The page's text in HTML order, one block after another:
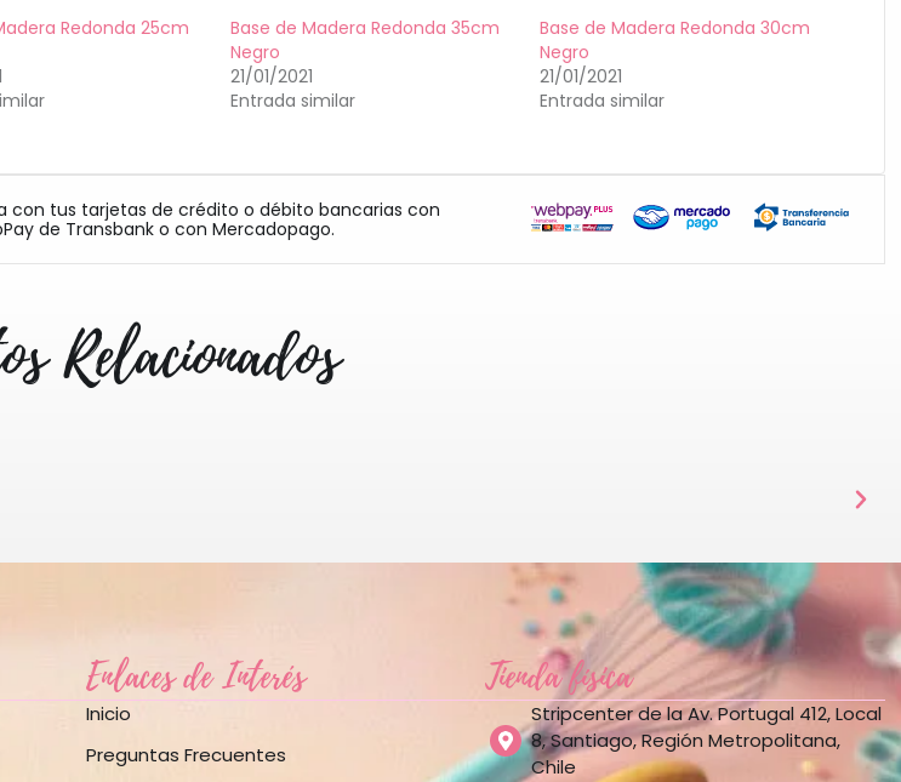
Redonda 25cm
Base de Madera Redonda 35cm
Negro
21/01/2021
Entrada similar
Base de Madera Redonda 30cm
Negro
21/01/2021
Entrada similar
con tus tarjetas de crédito o débito bancarias con
de Transbank o con Mercadopago.
Relacionados
Enlaces de Interés
Inicio
Preguntas Frecuentes
Tienda física
Stripcenter de la Av. Portugal 412, Local
8, Santiago, Región Metropolitana,
Chile